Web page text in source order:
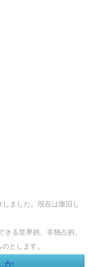
ました。現在は復旧し
る世界的、非独占的、
とします。
か